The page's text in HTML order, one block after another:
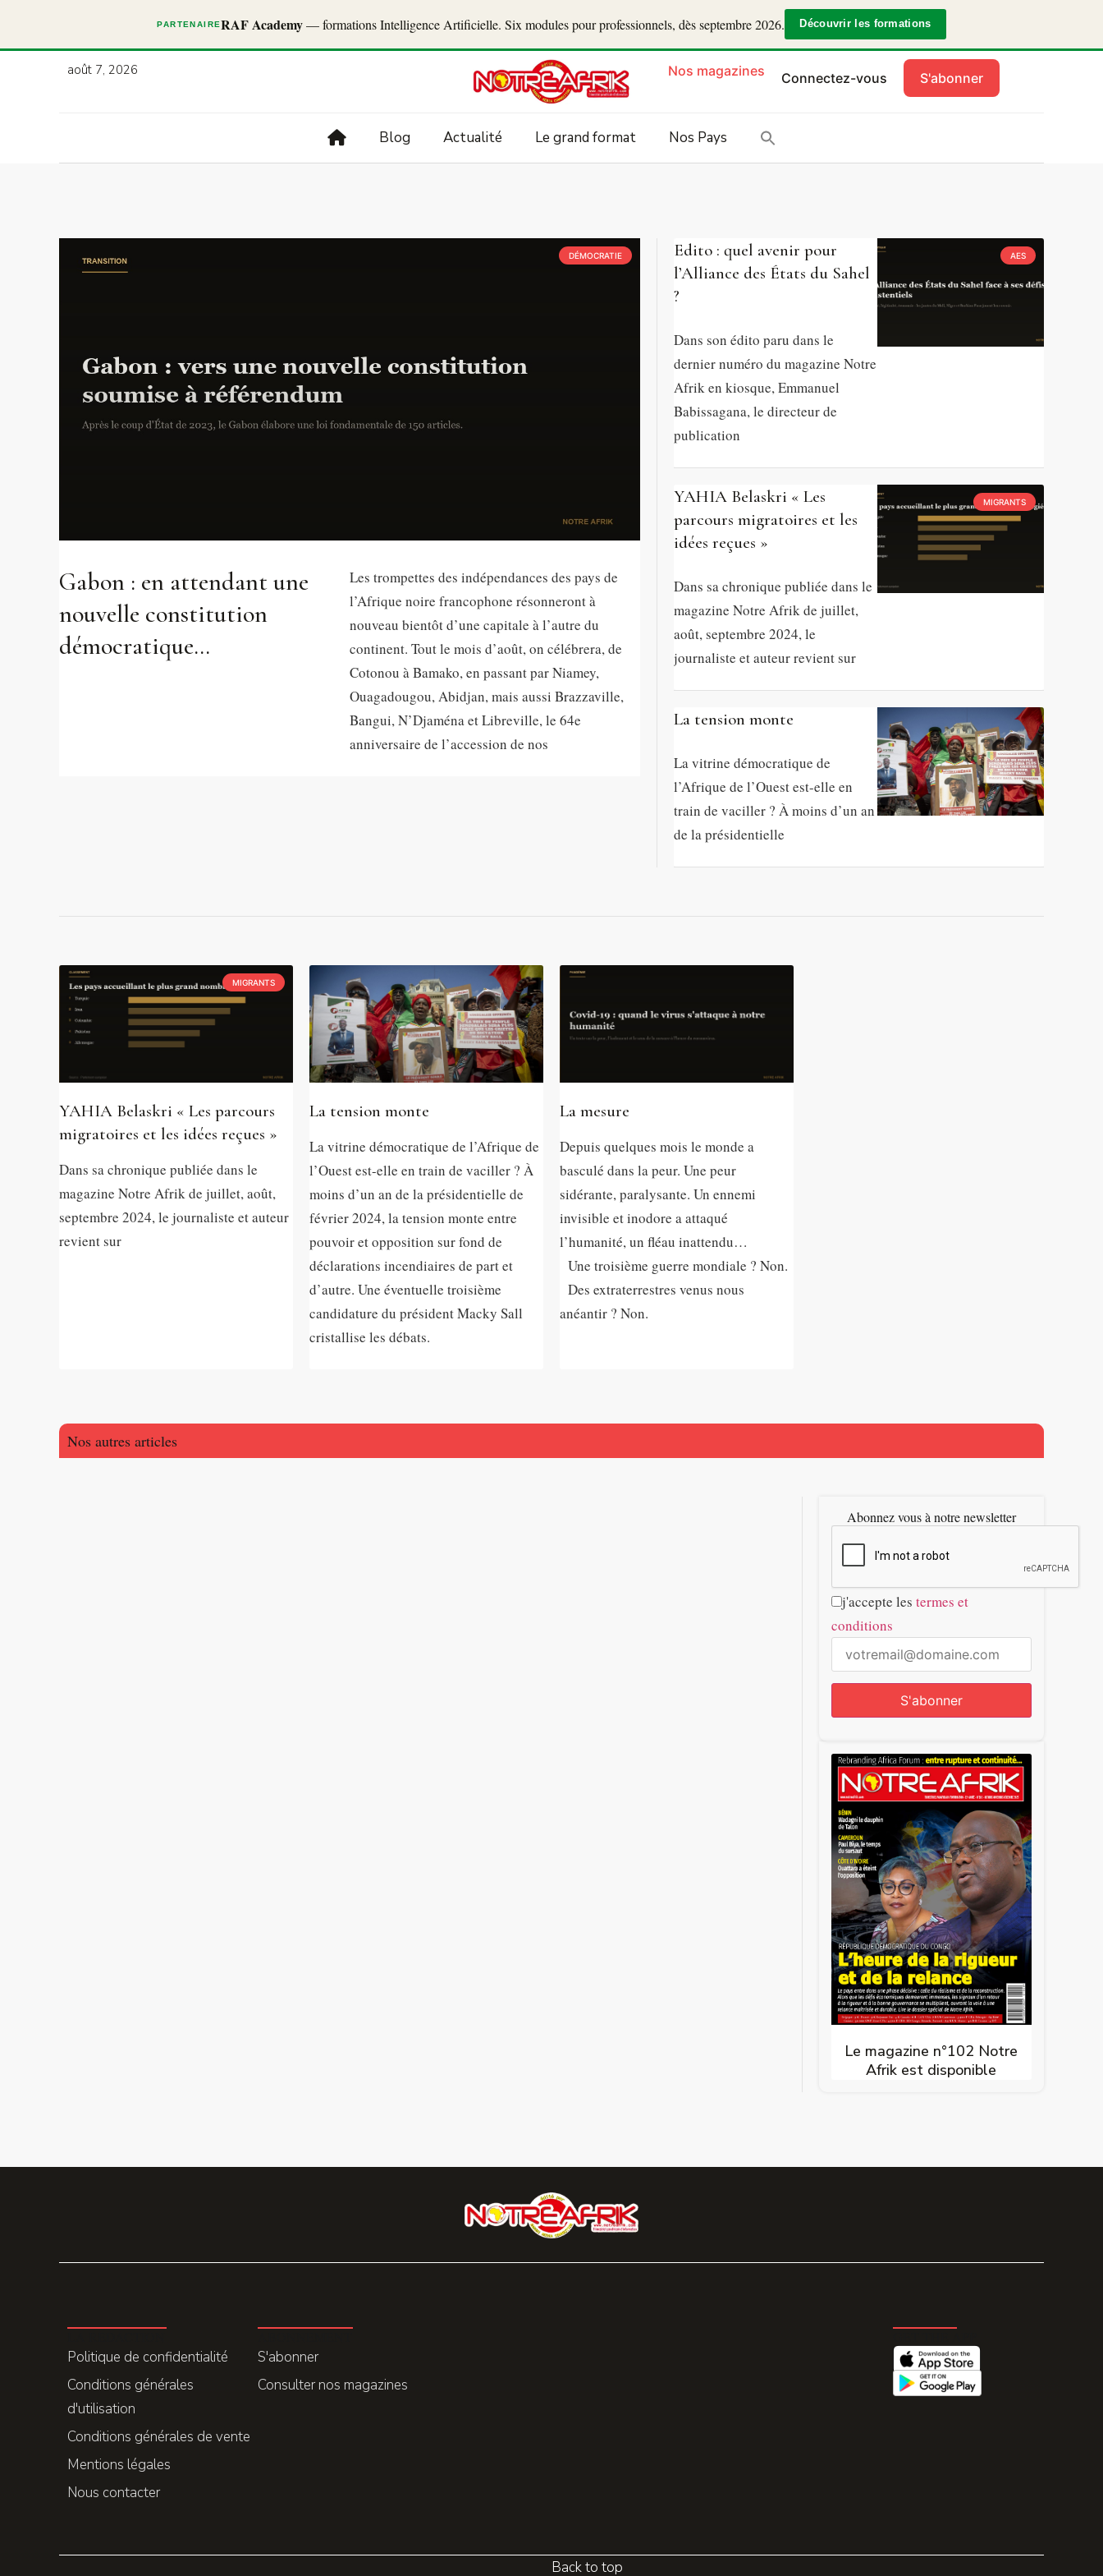
PARTENAIRERAF Academy— formations Intelligence Artificielle. Six modules pour professionnels, dès septembre 2026. Découvrir les formations
août 7, 2026 Nos magazines Connectez-vous S'abonner
Blog Actualité Le grand format Nos Pays
DÉMOCRATIE
Gabon : en attendant une
nouvelle constitution
démocratique…
Les trompettes des indépendances des pays de
l’Afrique noire francophone résonneront à
nouveau bientôt d’une capitale à l’autre du
continent. Tout le mois d’août, on célébrera, de
Cotonou à Bamako, en passant par Niamey,
Ouagadougou, Abidjan, mais aussi Brazzaville,
Bangui, N’Djaména et Libreville, le 64e
anniversaire de l’accession de nos
AES
Edito : quel avenir pour
l’Alliance des États du Sahel
?
Dans son édito paru dans le
dernier numéro du magazine Notre
Afrik en kiosque, Emmanuel
Babissagana, le directeur de
publication
MIGRANTS
YAHIA Belaskri « Les
parcours migratoires et les
idées reçues »
Dans sa chronique publiée dans le
magazine Notre Afrik de juillet,
août, septembre 2024, le
journaliste et auteur revient sur
La tension monte
La vitrine démocratique de
l’Afrique de l’Ouest est-elle en
train de vaciller ? À moins d’un an
de la présidentielle
MIGRANTS
YAHIA Belaskri « Les parcours
migratoires et les idées reçues »
Dans sa chronique publiée dans le
magazine Notre Afrik de juillet, août,
septembre 2024, le journaliste et auteur
revient sur
La tension monte
La vitrine démocratique de l’Afrique de
l’Ouest est-elle en train de vaciller ? À
moins d’un an de la présidentielle de
février 2024, la tension monte entre
pouvoir et opposition sur fond de
déclarations incendiaires de part et
d’autre. Une éventuelle troisième
candidature du président Macky Sall
cristallise les débats.
La mesure
Depuis quelques mois le monde a
basculé dans la peur. Une peur
sidérante, paralysante. Un ennemi
invisible et inodore a attaqué
l’humanité, un fléau inattendu…
Une troisième guerre mondiale ? Non.
Des extraterrestres venus nous
anéantir ? Non.
Nos autres articles
Abonnez vous à notre newsletter
j'accepte les termes et
conditions
Le magazine n°102 Notre
Afrik est disponible
Politique de confidentialité
Conditions générales
d'utilisation
Conditions générales de vente
Mentions légales
Nous contacter
S'abonner
Consulter nos magazines
Back to top